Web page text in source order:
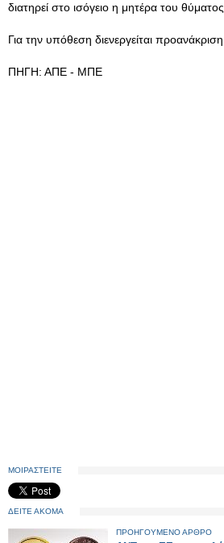
διατηρεί στο ισόγειο η μητέρα του θύματος.
Για την υπόθεση διενεργείται προανάκριση.
ΠΗΓΗ: ΑΠΕ - ΜΠΕ
ΜΟΙΡΑΣΤΕΙΤΕ
ΔΕΙΤΕ ΑΚΟΜΑ
ΠΡΟΗΓΟΥΜΕΝΟ ΑΡΘΡΟ